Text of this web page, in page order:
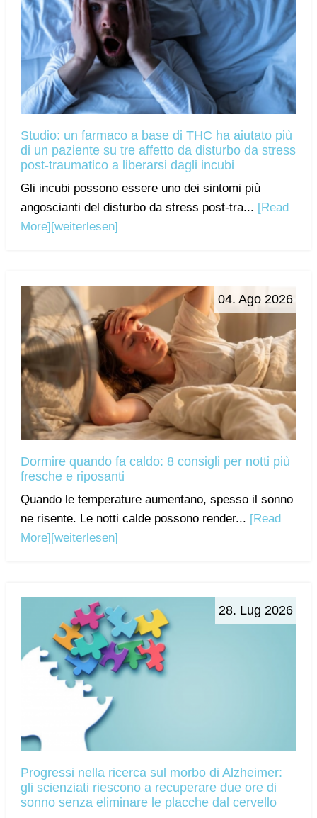
Studio: un farmaco a base di THC ha aiutato più
di un paziente su tre affetto da disturbo da stress
post-traumatico a liberarsi dagli incubi
Gli incubi possono essere uno dei sintomi più
angoscianti del disturbo da stress post-tra... [Read
More] [weiterlesen]
04. Ago 2026
Dormire quando fa caldo: 8 consigli per notti più
fresche e riposanti
Quando le temperature aumentano, spesso il sonno
ne risente. Le notti calde possono render... [Read
More] [weiterlesen]
28. Lug 2026
Progressi nella ricerca sul morbo di Alzheimer:
gli scienziati riescono a recuperare due ore di
sonno senza eliminare le placche dal cervello